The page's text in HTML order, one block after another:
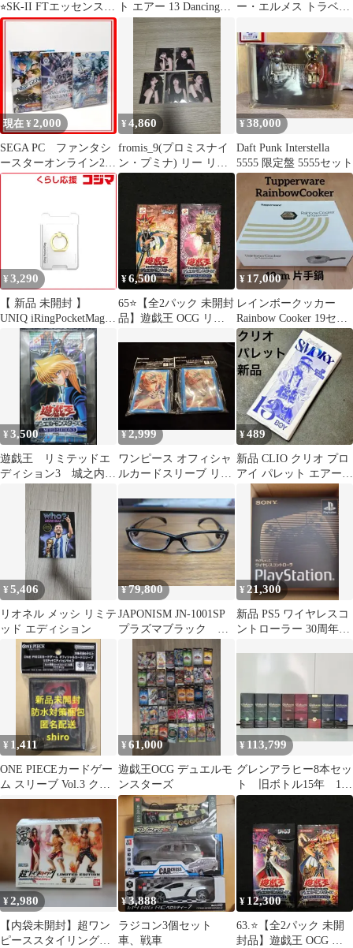
⭐︎SK-II FTエッセンス
チェンジデスティニー
ト エアー 13 Dancing
Smoky 限定
ー・エルメス トラベル
ォヤジャー》
現在 ¥2,000
SEGA PC ファンタシ
ースターオンライン2
ニュージェネシス 3本
¥4,860
fromis_9(プロミスナイ
ン・プミナ) リー リミ
テッド テレカ はがき
¥38,000
Daft Punk Interstella
5555 限定盤 5555セット
¥ 3,290
【 新品 未開封 】
UNIQ iRingPocketMag
LimitedEdition ホワイト
UMS-IR03PKMGLEPW
未使用 送料無料
¥6,500
65⭐️【全2パック 未開封
品】遊戯王 OCG リミ
¥ 17,000
レインボークッカー
Rainbow Cooker 19セン
チ 片手鍋
¥3,500
遊戯王 リミテッドエ
ディション3 城之内
未開封パック
¥2,999
ワンピース オフィシャ
ルカードスリーブ リミ
¥489
新品 CLIO クリオ プロ
アイ パレット エアー
13 ダンシングスモーキ
¥5,406
リオネル メッシ リミテ
ッド エディション
¥79,800
JAPONISM JN-1001SP
プラズマブラック 限
定モデル 付属品有
¥ 21,300
新品 PS5 ワイヤレスコ
ントローラー 30周年
¥ 1,411
ONE PIECEカードゲー
ム スリーブ Vol.3 クロ
コダイル 新品未開封
¥61,000
遊戯王OCG デュエルモ
ンスターズ
¥113,799
グレンアラヒー8本セッ
ト 旧ボトル15年 13
年 12年 11年 10
¥2,980
【内袋未開封】超ワン
ピーススタイリング
¥3,888
ラジコン3個セット
車、戦車
¥ 12,300
63.⭐️【全2パック 未開
封品】遊戯王 OCG リ